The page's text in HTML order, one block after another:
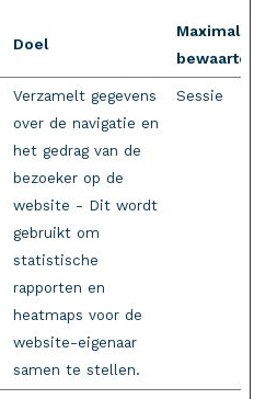
Doel
Maximale
Verzamelt gegevens
over de navigatie en
het gedrag van de
bezoeker op de
website - Dit wordt
gebruikt om
statistische
rapporten en
heatmaps voor de
website-eigenaar
samen te stellen.
Sessie